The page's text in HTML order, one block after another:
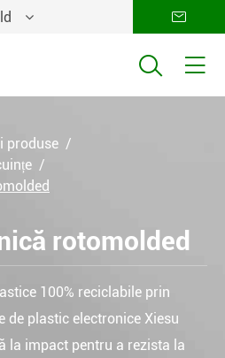

 
produse
rotomolded
100% reciclabile prin
de plastic electronice Xiesu
la impact pentru a rezista la